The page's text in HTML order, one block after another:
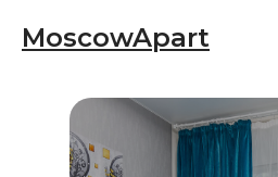
MoscowApart